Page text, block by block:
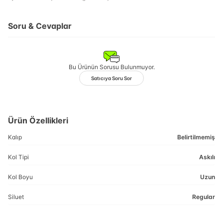
Soru & Cevaplar
Bu Ürünün Sorusu Bulunmuyor.
Satıcıya Soru Sor
Ürün Özellikleri
Kalıp Belirtilmemiş
Kol Tipi Askılı
Kol Boyu Uzun
Siluet Regular